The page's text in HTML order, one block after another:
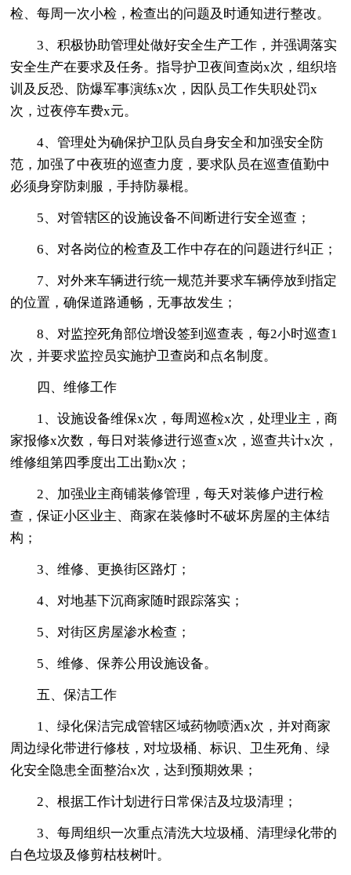
检、每周一次小检，检查出的问题及时通知进行整改。
3、积极协助管理处做好安全生产工作，并强调落实
安全生产在要求及任务。指导护卫夜间查岗x次，组织培
训及反恐、防爆军事演练x次，因队员工作失职处罚x
次，过夜停车费x元。
4、管理处为确保护卫队员自身安全和加强安全防
范，加强了中夜班的巡查力度，要求队员在巡查值勤中
必须身穿防刺服，手持防暴棍。
5、对管辖区的设施设备不间断进行安全巡查；
6、对各岗位的检查及工作中存在的问题进行纠正；
7、对外来车辆进行统一规范并要求车辆停放到指定
的位置，确保道路通畅，无事故发生；
8、对监控死角部位增设签到巡查表，每2小时巡查1
次，并要求监控员实施护卫查岗和点名制度。
四、维修工作
1、设施设备维保x次，每周巡检x次，处理业主，商
家报修x次数，每日对装修进行巡查x次，巡查共计x次，
维修组第四季度出工出勤x次；
2、加强业主商铺装修管理，每天对装修户进行检
查，保证小区业主、商家在装修时不破坏房屋的主体结
构；
3、维修、更换街区路灯；
4、对地基下沉商家随时跟踪落实；
5、对街区房屋渗水检查；
5、维修、保养公用设施设备。
五、保洁工作
1、绿化保洁完成管辖区域药物喷洒x次，并对商家
周边绿化带进行修枝，对垃圾桶、标识、卫生死角、绿
化安全隐患全面整治x次，达到预期效果；
2、根据工作计划进行日常保洁及垃圾清理；
3、每周组织一次重点清洗大垃圾桶、清理绿化带的
白色垃圾及修剪枯枝树叶。